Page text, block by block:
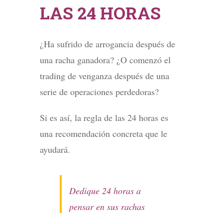
LAS 24 HORAS
¿Ha sufrido de arrogancia después de
una racha ganadora? ¿O comenzó el
trading de venganza después de una
serie de operaciones perdedoras?
Si es así, la regla de las 24 horas es
una recomendación concreta que le
ayudará.
Dedique 24 horas a
pensar en sus rachas